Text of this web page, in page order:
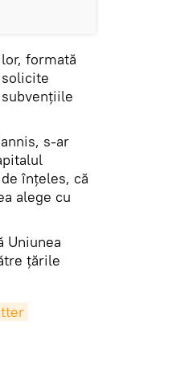
formată
s-ar
înțeles, că
alege cu
Uniunea
țările